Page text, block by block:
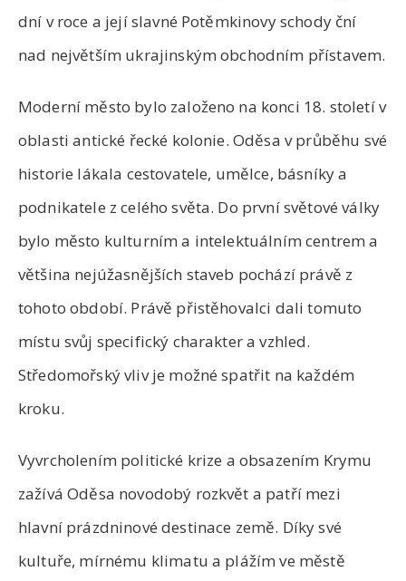
dní v roce a její slavné Potěmkinovy schody ční
nad největším ukrajinským obchodním přístavem.
Moderní město bylo založeno na konci 18. století v
oblasti antické řecké kolonie. Oděsa v průběhu své
historie lákala cestovatele, umělce, básníky a
podnikatele z celého světa. Do první světové války
bylo město kulturním a intelektuálním centrem a
většina nejúžasnějších staveb pochází právě z
tohoto období. Právě přistěhovalci dali tomuto
místu svůj specifický charakter a vzhled.
Středomořský vliv je možné spatřit na každém
kroku.
Vyvrcholením politické krize a obsazením Krymu
zažívá Oděsa novodobý rozkvět a patří mezi
hlavní prázdninové destinace země. Díky své
kultuře, mírnému klimatu a plážím ve městě